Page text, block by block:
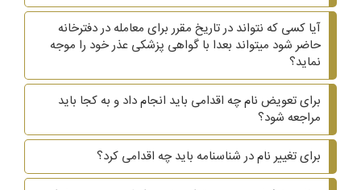
آیا کسی که نتواند در تاریخ مقرر برای معامله در دفترخانه
حاضر شود میتواند بعدا با گواهی پزشکی عذر خود را موجه
نماید؟
برای تعویض نام چه اقدامی باید انجام داد و به کجا باید
مراجعه شود؟
برای تغییر نام در شناسنامه باید چه اقدامی کرد؟